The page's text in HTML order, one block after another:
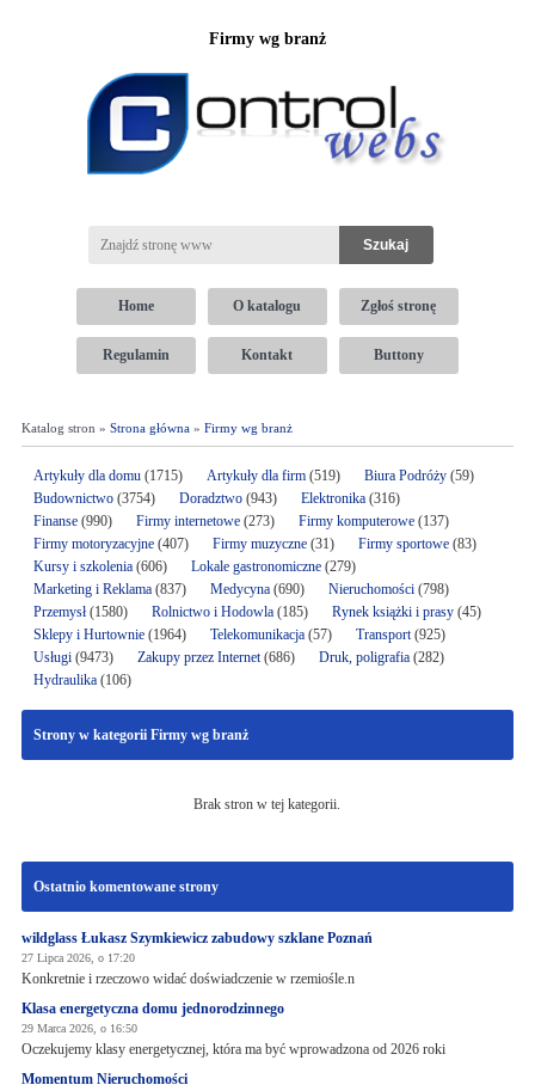
Firmy wg branż
Home O katalogu Zgłoś stronę
Regulamin Kontakt Buttony
Katalog stron » Strona główna» Firmy wg branż
Artykuły dla domu(1715) Artykuły dla firm(519) Biura Podróży(59)
Budownictwo(3754) Doradztwo(943) Elektronika (316)
Finanse(990) Firmy internetowe (273) Firmy komputerowe(137)
Firmy motoryzacyjne(407) Firmy muzyczne(31) Firmy sportowe(83)
Kursy i szkolenia(606) Lokale gastronomiczne(279)
Marketing i Reklama(837) Medycyna(690) Nieruchomości(798)
Przemysł(1580) Rolnictwo i Hodowla(185) Rynek książki i prasy(45)
Sklepy i Hurtownie(1964) Telekomunikacja(57) Transport(925)
Usługi(9473) Zakupy przez Internet(686) Druk, poligrafia(282)
Hydraulika(106)
Strony w kategorii Firmy wg branż
Brak stron w tej kategorii.
Ostatnio komentowane strony
wildglass Łukasz Szymkiewicz zabudowy szklane Poznań
27 Lipca 2026, o 17:20
Konkretnie i rzeczowo widać doświadczenie w rzemiośle.n
Klasa energetyczna domu jednorodzinnego
29 Marca 2026, o 16:50
Oczekujemy klasy energetycznej, która ma być wprowadzona od 2026 roki
Momentum Nieruchomości